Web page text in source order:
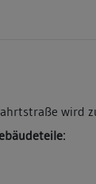
wird